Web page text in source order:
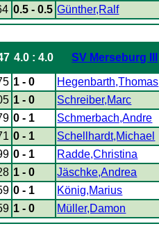
0.5 - 0.5 Günther,Ralf
4.0 : 4.0 SV Merseburg III
1 - 0 Hegenbarth,Thomas
1 - 0 Schreiber,Marc
0 - 1 Schmerbach,Andre
0 - 1 Schellhardt,Michael
0 - 1 Radde,Christina
1 - 0 Jäschke,Andrea
0 - 1 König,Marius
1 - 0 Müller,Damon